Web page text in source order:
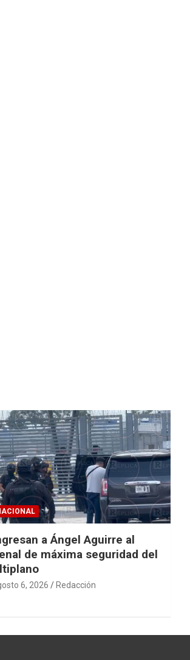
a Ángel Aguirre al
de máxima seguridad del
6, 2026 Redacción